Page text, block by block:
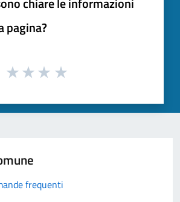
pagina?
frequenti